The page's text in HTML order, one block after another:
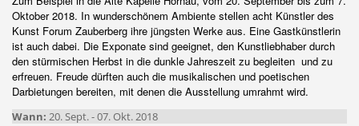
Oktober 2018. In wunderschönem Ambiente stellen acht Künstler des
Kunst Forum Zauberberg ihre jüngsten Werke aus. Eine Gastkünstlerin
ist auch dabei. Die Exponate sind geeignet, den Kunstliebhaber durch
den stürmischen Herbst in die dunkle Jahreszeit zu begleiten und zu
erfreuen. Freude dürften auch die musikalischen und poetischen
Darbietungen bereiten, mit denen die Ausstellung umrahmt wird.
Wann: 20. Sept. - 07. Okt. 2018